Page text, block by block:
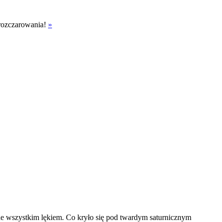
»
wszystkim lękiem. Co kryło się pod twardym saturnicznym